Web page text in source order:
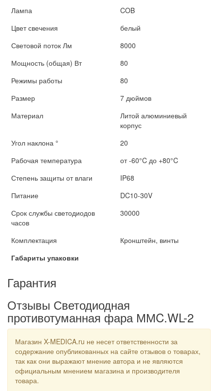
Лампа
COB
Цвет свечения
белый
Световой поток Лм
8000
Мощность (общая) Вт
80
Режимы работы
80
Размер
7 дюймов
Материал
Литой алюминиевый
корпус
Угол наклона °
20
Рабочая температура
от -60°C до +80°C
Степень защиты от влаги
IP68
Питание
DC10-30V
Срок службы светодиодов
часов
30000
Комплектация
Кронштейн, винты
Габариты упаковки
Гарантия
Отзывы Светодиодная
противотуманная фара ММC.WL-2
Магазин X-MEDICA.ru не несет ответственности за
содержание опубликованных на сайте отзывов о товарах,
так как они выражают мнение автора и не являются
официальным мнением магазина и производителя
товара.